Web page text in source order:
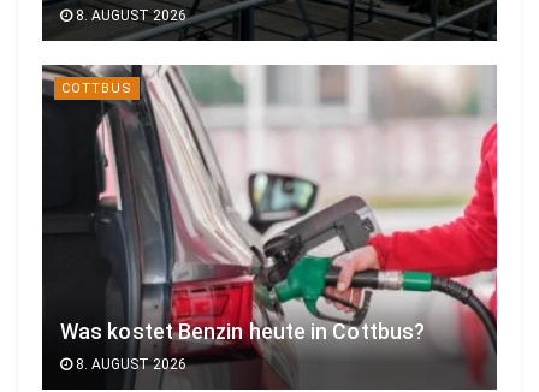
8. AUGUST 2026
COTTBUS
Was kostet Benzin heute in Cottbus?
8. AUGUST 2026